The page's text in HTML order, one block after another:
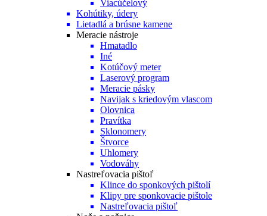
Viacúčelový
Kohútiky, údery
Lietadlá a brúsne kamene
Meracie nástroje
Hmatadlo
Iné
Kotúčový meter
Laserový program
Meracie pásky
Navijak s kriedovým vlascom
Olovnica
Pravítka
Sklonomery
Štvorce
Uhlomery
Vodováhy
Nastreľovacia pištoľ
Klince do sponkových pištolí
Klipy pre sponkovacie pištole
Nastreľovacia pištoľ